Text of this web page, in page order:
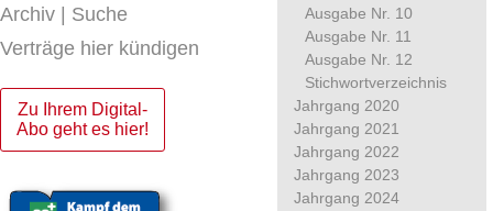
Archiv | Suche
Verträge hier kündigen
Zu Ihrem Digital-
Abo geht es hier!
Ausgabe Nr. 10
Ausgabe Nr. 11
Ausgabe Nr. 12
Stichwortverzeichnis
Jahrgang 2020
Jahrgang 2021
Jahrgang 2022
Jahrgang 2023
Jahrgang 2024